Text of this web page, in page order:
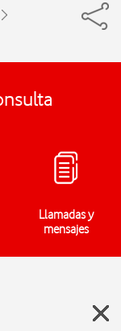
Llamadas y
mensajes